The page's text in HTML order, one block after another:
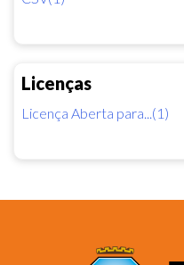
Licenças
Licença Aberta para...(1)